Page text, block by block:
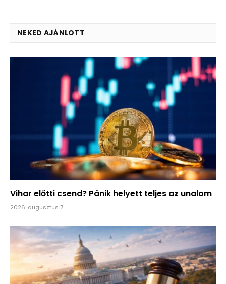
NEKED AJÁNLOTT
Vihar előtti csend? Pánik helyett teljes az unalom
2026. augusztus 7.